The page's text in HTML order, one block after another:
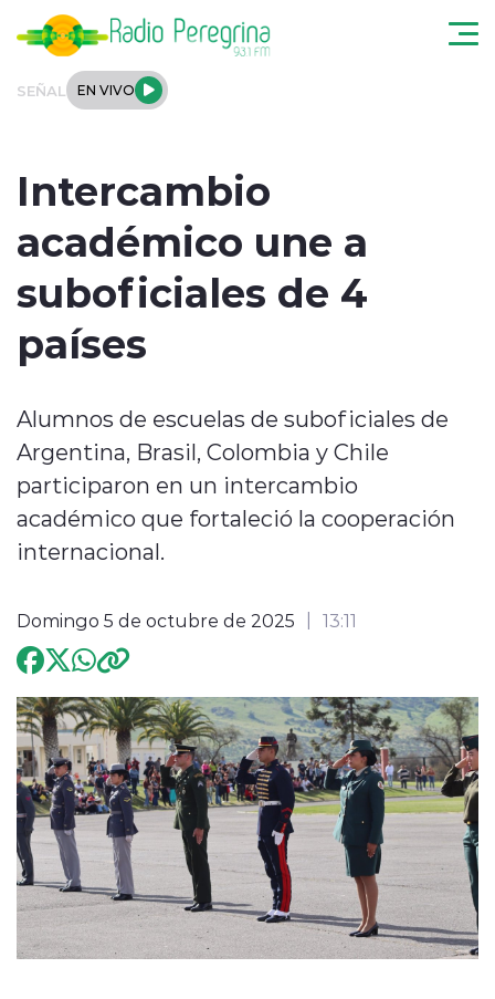
SEÑAL EN VIVO
Tendencias
Podcast
Deportes
Entrevistas
Programación
modo claro
Intercambio
académico une a
suboficiales de 4
países
Alumnos de escuelas de suboficiales de
Argentina, Brasil, Colombia y Chile
participaron en un intercambio
académico que fortaleció la cooperación
internacional.
Domingo 5 de octubre de 2025 13:11